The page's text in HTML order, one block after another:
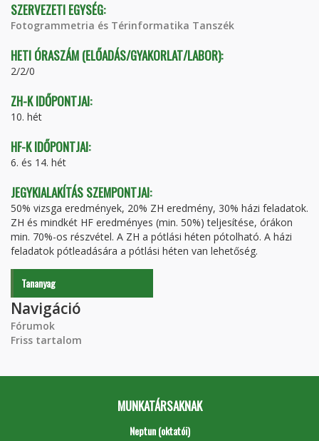
SZERVEZETI EGYSÉG:
Fotogrammetria és Térinformatika Tanszék
HETI ÓRASZÁM (ELŐADÁS/GYAKORLAT/LABOR):
2/2/0
ZH-K IDŐPONTJAI:
10. hét
HF-K IDŐPONTJAI:
6. és 14. hét
JEGYKIALAKÍTÁS SZEMPONTJAI:
50% vizsga eredmények, 20% ZH eredmény, 30% házi feladatok.
ZH és mindkét HF eredményes (min. 50%) teljesítése, órákon
min. 70%-os részvétel. A ZH a pótlási héten pótolható. A házi
feladatok pótleadására a pótlási héten van lehetőség.
Tananyag
Navigáció
Fórumok
Friss tartalom
MUNKATÁRSAKNAK
Neptun (oktatói)